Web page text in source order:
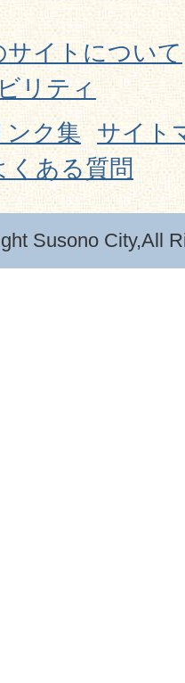
サイトについて
リティ
ンク集
サイト
くある質問
Susono City,All